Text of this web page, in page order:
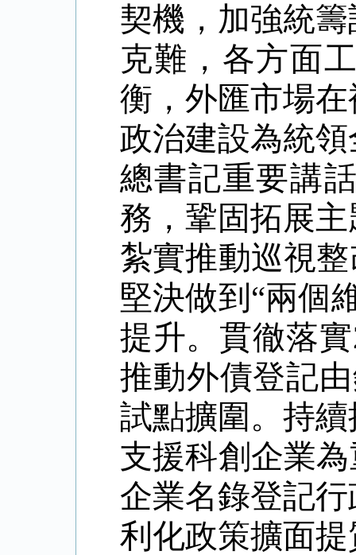
契機，加強統
克難，各方面
衡，外匯市場
政治建設為統
總書記重要講
務，鞏固拓展
紮實推動巡視
堅決做到“兩個
提升。貫徹落實
推動外債登記
試點擴圍。持
支援科創企業
企業名錄登記
利化政策擴面